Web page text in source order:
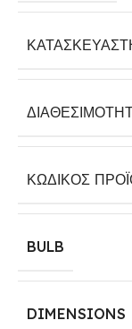
ΚΩΔΙΚΌΣ
BULB
DIMENSIONS